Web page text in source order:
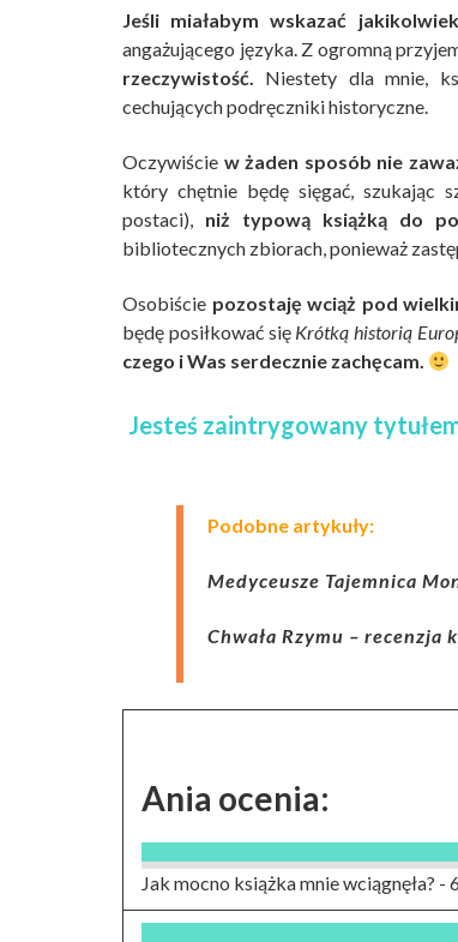
Jeśli miałabym wskazać
angażującego języka. Z ogromną
rzeczywistość. Niestety dla mnie,
cechujących podręczniki historyczne.
Oczywiście w żaden sposób nie
który chętnie będę sięgać, szukając
postaci), niż typową książką do
bibliotecznych zbiorach, ponieważ
Osobiście pozostaję wciąż pod
będę posiłkować się Krótką historią
czego i Was serdecznie zachęcam.
Jesteś zaintrygowany
Podobne artykuły:
Medyceusze Tajemnica
Chwała Rzymu – recenzja
Ania ocenia:
Jak mocno książka mnie wciągnęła? -